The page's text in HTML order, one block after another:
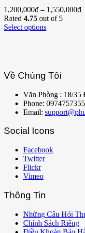
1,200,000₫ – 1,550,000₫
Rated 4.75 out of 5
Select options
Về Chúng Tôi
Văn Phòng : 18/
Phone: 0974757355
Email:
Social Icons
Facebook
Twitter
Flickr
Vimeo
Thông Tin
Những Câu Hỏi
Chính Sách Riêng